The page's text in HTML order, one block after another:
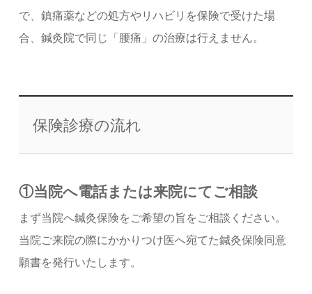
で、鎮痛薬などの処方やリハビリを保険で受けた場
合、鍼灸院で同じ「腰痛」の治療は行えません。
保険診療の流れ
①当院へ電話または来院にてご相談
まず当院へ鍼灸保険をご希望の旨をご相談ください。
当院ご来院の際にかかりつけ医へ宛てた鍼灸保険同意
願書を発行いたします。